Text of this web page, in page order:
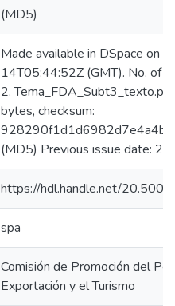
(MD5)
Made available in DSpace on
14T05:44:52Z (GMT). No. of
2.
bytes, checksum:
(MD5) Previous issue date:
https://hdl.handle.net/
spa
Comisión de Promoción del
Exportación y el Turismo